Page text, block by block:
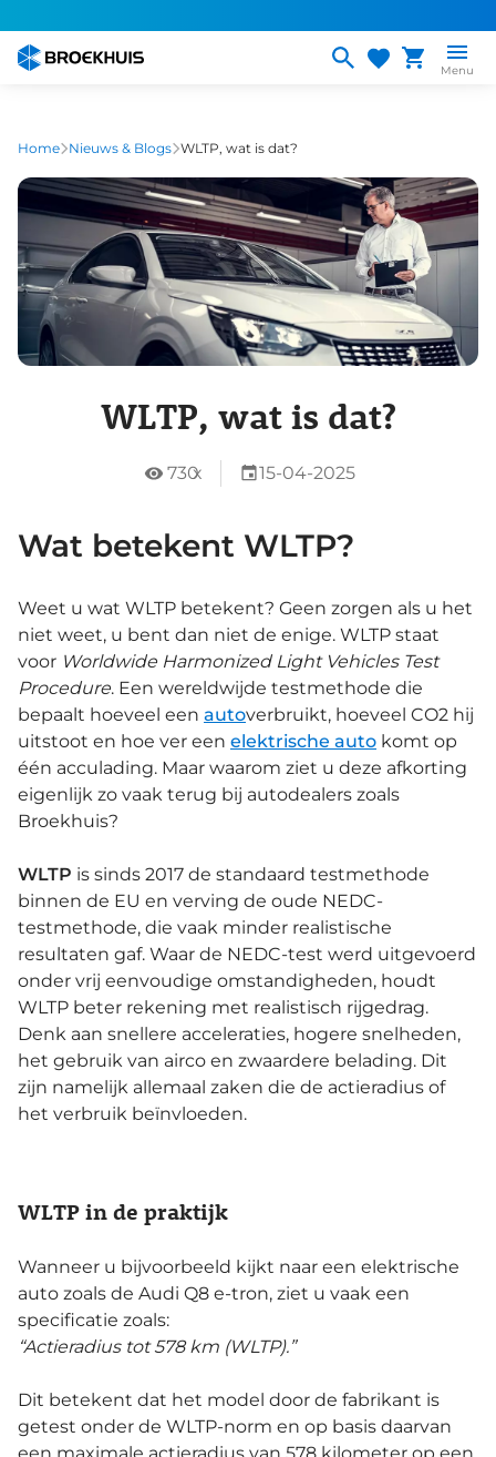
naar
gaan
Menu
Home Nieuws & Blogs WLTP, wat is dat?
WLTP, wat is dat?
730x 15-04-2025
Wat betekent WLTP?
Weet u wat WLTP betekent? Geen zorgen als u het
niet weet, u bent dan niet de enige. WLTP staat
voor Worldwide Harmonized Light Vehicles Test
Procedure. Een wereldwijde testmethode die
bepaalt hoeveel een autoverbruikt, hoeveel CO2 hij
uitstoot en hoe ver een elektrische auto komt op
één acculading. Maar waarom ziet u deze afkorting
eigenlijk zo vaak terug bij autodealers zoals
Broekhuis?
WLTP is sinds 2017 de standaard testmethode
binnen de EU en verving de oude NEDC-
testmethode, die vaak minder realistische
resultaten gaf. Waar de NEDC-test werd uitgevoerd
onder vrij eenvoudige omstandigheden, houdt
WLTP beter rekening met realistisch rijgedrag.
Denk aan snellere acceleraties, hogere snelheden,
het gebruik van airco en zwaardere belading. Dit
zijn namelijk allemaal zaken die de actieradius of
het verbruik beïnvloeden.
WLTP in de praktijk
Wanneer u bijvoorbeeld kijkt naar een elektrische
auto zoals de Audi Q8 e-tron, ziet u vaak een
specificatie zoals:
“Actieradius tot 578 km (WLTP).”
Dit betekent dat het model door de fabrikant is
getest onder de WLTP-norm en op basis daarvan